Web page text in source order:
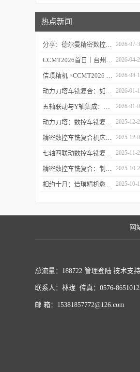
热点新闻
分享：德尔曼精密数控车铣复合的故障处理经验 2026-07-
CCMT2026首日｜台州市委常委、市政府副市长李昌明等领导莅临台州德尔曼机床展台视察指导，共话工业母机新未来 2026-04-
佶璞精机 ×CCMT2026 | 双主轴车铣复合硬核亮相，以新质生产力定义中国智造 2026-04-
动力刀塔车铣复合：如何实现“一次装夹，完整加工”？ 2026-01-
五轴联动与Y轴集成：深度剖析精密数控车铣复合机床的核心技术突破 2026-01-
动力刀塔：数控车铣复合机床的“心脏”如何实现车铣一体化？ 2025-12-
精密数控车铣复合机床的“五轴联动”技术探秘 2025-12-
七轴四联动数控车铣复合机床：复杂零件一体化加工解决方案 2025-11-
精密数控车铣复合：制造业升级的“核心引擎” 2025-10-
相约十月：佶璞精机邀您共赴CMES 2025 共启机床改革新征程 2025-10-
网
总流量：188722 管理登陆 技术支持
联系人：林珑 传真：0576-
邮 箱：15381857772@126.com